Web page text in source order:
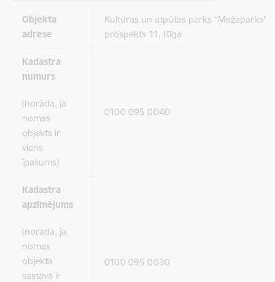
Objekta
adrese
Kultūras un atpūtas parks “Mežaparks”,
prospekts 11, Rīga
Kadastra
numurs
(norāda, ja
nomas
objekts ir
viens
īpašums)
0100 095 0040
Kadastra
apzīmējums
(norāda, ja
nomas
objekta
sastāvā ir
0100 095 0030